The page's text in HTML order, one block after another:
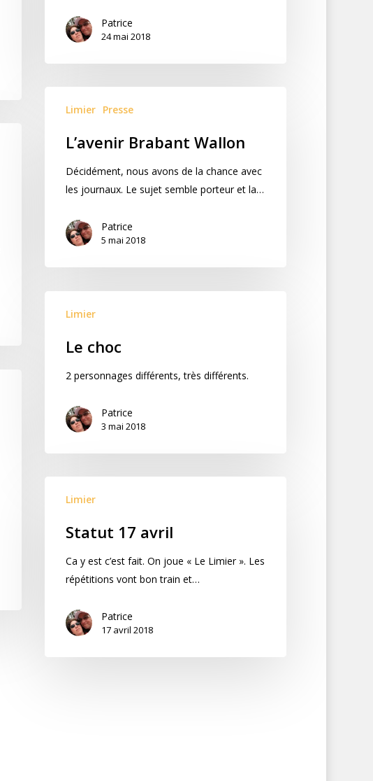
Patrice
24 mai 2018
Limier Presse
L’avenir Brabant Wallon
Décidément, nous avons de la chance avec
les journaux. Le sujet semble porteur et la…
Patrice
5 mai 2018
Limier
Le choc
2 personnages différents, très différents.
Patrice
3 mai 2018
Limier
Statut 17 avril
Ca y est c’est fait. On joue « Le Limier ». Les
répétitions vont bon train et…
Patrice
17 avril 2018